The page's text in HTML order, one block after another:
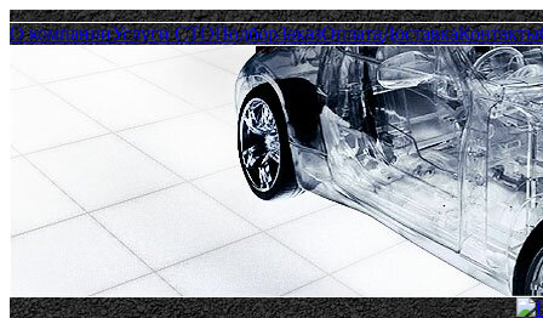
О компанииУслуги СТОПодборЗаказОплатаДоставкаКонтакты